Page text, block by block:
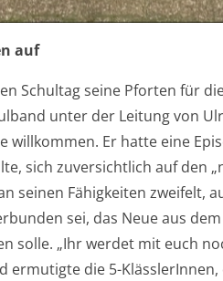
auf
Schultag seine Pforten für
unter der Leitung von
Er hatte eine
sich zuversichtlich auf den
seinen Fähigkeiten zweifelt,
sei, das Neue aus
solle. „Ihr werdet mit euch
die 5-